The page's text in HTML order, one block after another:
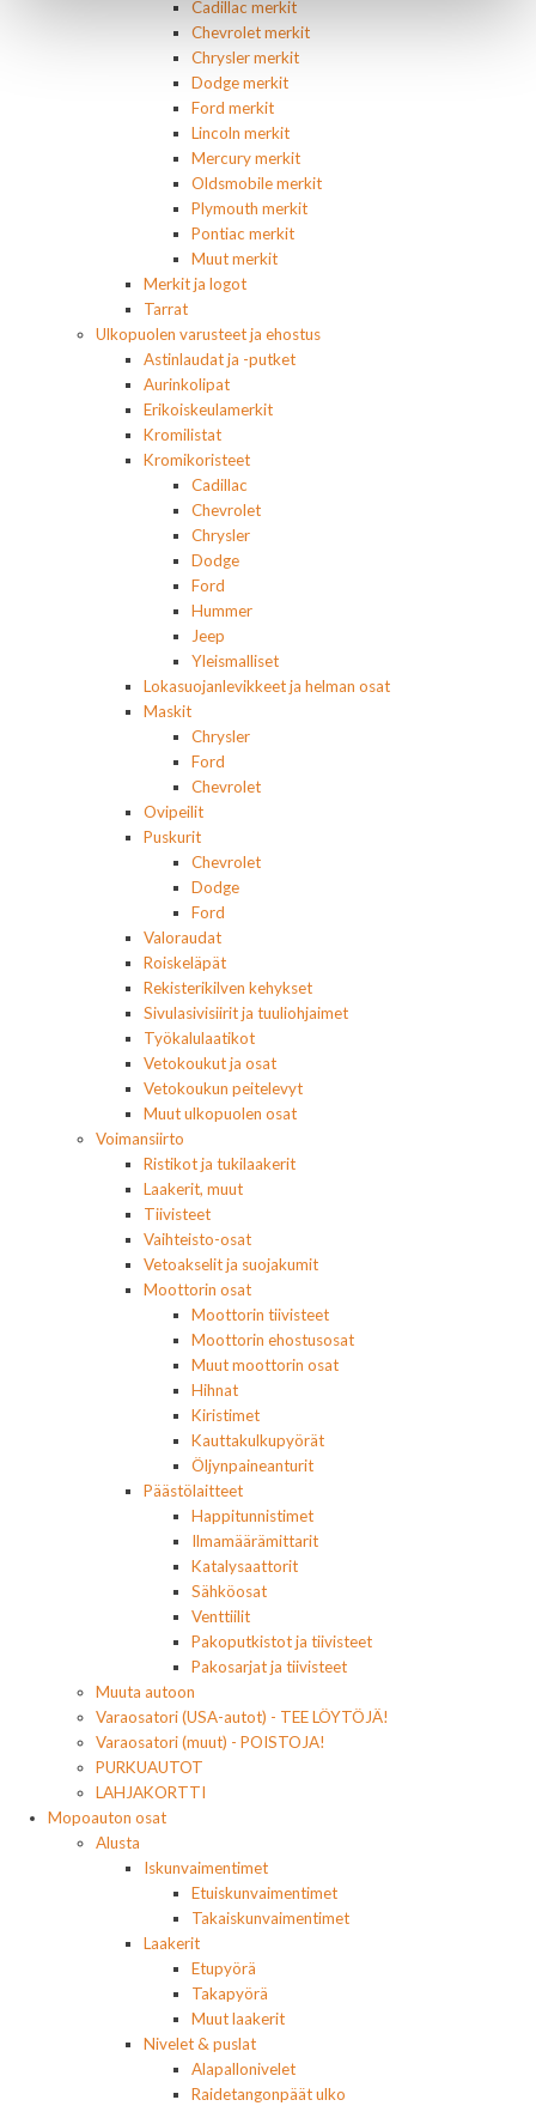
Cadillac merkit
Chevrolet merkit
Chrysler merkit
Dodge merkit
Ford merkit
Lincoln merkit
Mercury merkit
Oldsmobile merkit
Plymouth merkit
Pontiac merkit
Muut merkit
Merkit ja logot
Tarrat
Ulkopuolen varusteet ja ehostus
Astinlaudat ja -putket
Aurinkolipat
Erikoiskeulamerkit
Kromilistat
Kromikoristeet
Cadillac
Chevrolet
Chrysler
Dodge
Ford
Hummer
Jeep
Yleismalliset
Lokasuojanlevikkeet ja helman osat
Maskit
Chrysler
Ford
Chevrolet
Ovipeilit
Puskurit
Chevrolet
Dodge
Ford
Valoraudat
Roiskeläpät
Rekisterikilven kehykset
Sivulasivisiirit ja tuuliohjaimet
Työkalulaatikot
Vetokoukut ja osat
Vetokoukun peitelevyt
Muut ulkopuolen osat
Voimansiirto
Ristikot ja tukilaakerit
Laakerit, muut
Tiivisteet
Vaihteisto-osat
Vetoakselit ja suojakumit
Moottorin osat
Moottorin tiivisteet
Moottorin ehostusosat
Muut moottorin osat
Hihnat
Kiristimet
Kauttakulkupyörät
Öljynpaineanturit
Päästölaitteet
Happitunnistimet
Ilmamäärämittarit
Katalysaattorit
Sähköosat
Venttiilit
Pakoputkistot ja tiivisteet
Pakosarjat ja tiivisteet
Muuta autoon
Varaosatori (USA-autot) - TEE LÖYTÖJÄ!
Varaosatori (muut) - POISTOJA!
PURKUAUTOT
LAHJAKORTTI
Mopoauton osat
Alusta
Iskunvaimentimet
Etuiskunvaimentimet
Takaiskunvaimentimet
Laakerit
Etupyörä
Takapyörä
Muut laakerit
Nivelet & puslat
Alapallonivelet
Raidetangonpäät ulko